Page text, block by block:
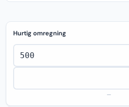
Hurtig omregning
—